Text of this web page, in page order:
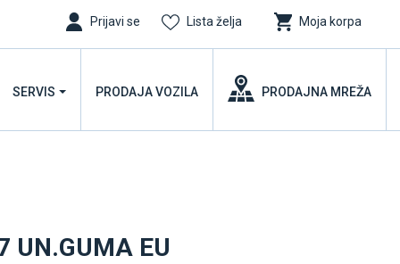
Prijavi se Lista želja Moja korpa
SERVIS PRODAJA VOZILA PRODAJNA MREŽA
UN.GUMA EU